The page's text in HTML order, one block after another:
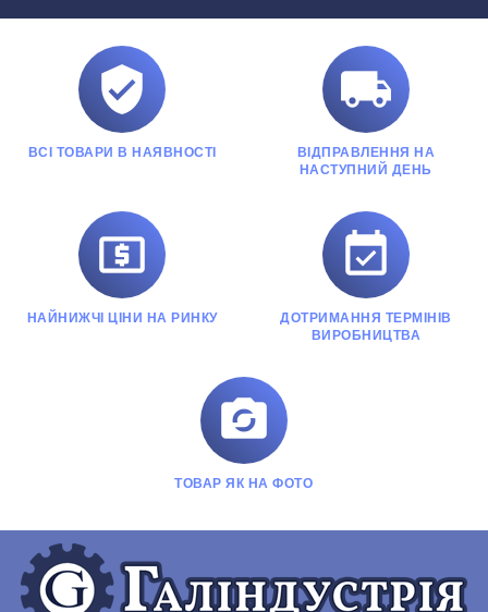

ВСІ ТОВАРИ В НАЯВНОСТІ

ВІДПРАВЛЕННЯ НА
НАСТУПНИЙ ДЕНЬ

НАЙНИЖЧІ ЦІНИ НА РИНКУ

ДОТРИМАННЯ ТЕРМІНІВ
ВИРОБНИЦТВА

ТОВАР ЯК НА ФОТО